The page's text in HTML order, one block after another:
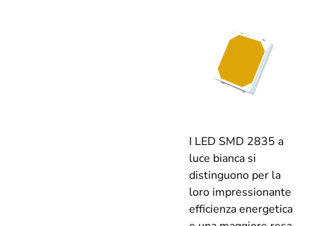
I LED SMD 2835 a
luce bianca si
distinguono per la
loro impressionante
efficienza energetica